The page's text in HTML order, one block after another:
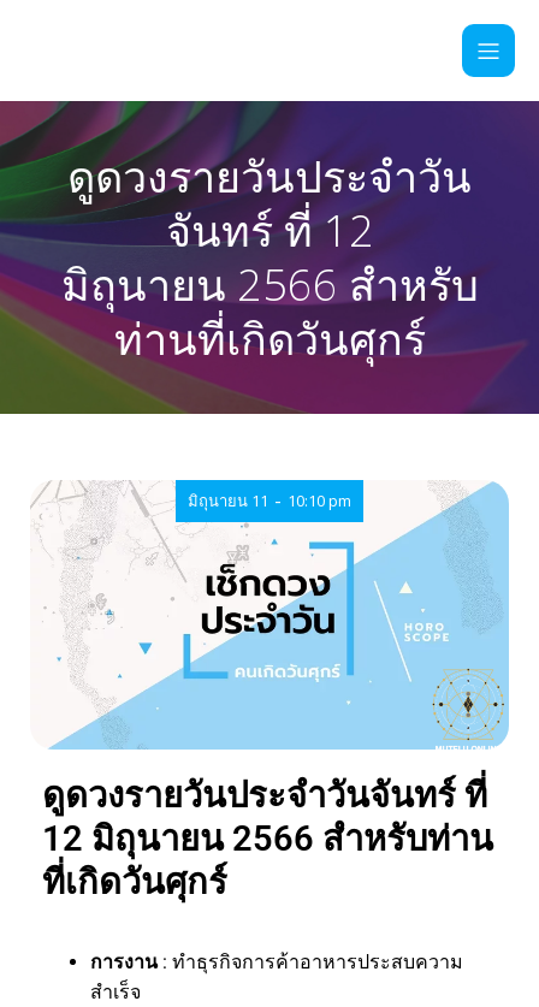
ดูดวงรายวันประจำวัน
จันทร์ ที่ 12
มิถุนายน 2566 สำหรับ
ท่านที่เกิดวันศุกร์
มิถุนายน 11 - 10:10 pm
ดูดวงรายวันประจำวันจันทร์ ที่
12 มิถุนายน 2566 สำหรับท่าน
ที่เกิดวันศุกร์
การงาน : ทำธุรกิจการค้าอาหารประสบความ
สำเร็จ